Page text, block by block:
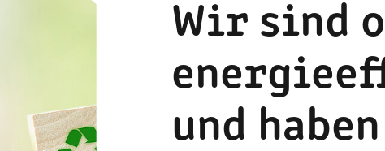
Wir sind
und